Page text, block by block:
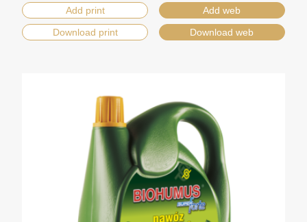
Add print
Add web
Download print
Download web